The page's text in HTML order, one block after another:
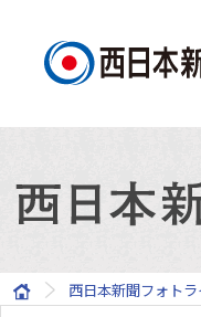
西日本新聞フォト